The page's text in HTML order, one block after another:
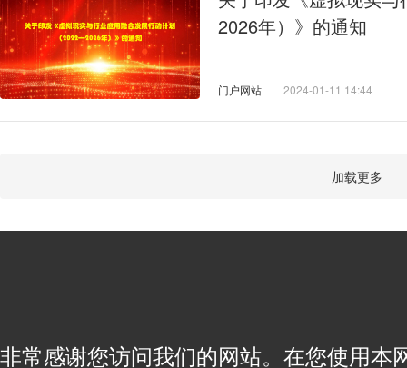
2026年）》的通知
门户网站 2024-01-11 14:44
加载更多
非常感谢您访问我们的网站。在您使用本